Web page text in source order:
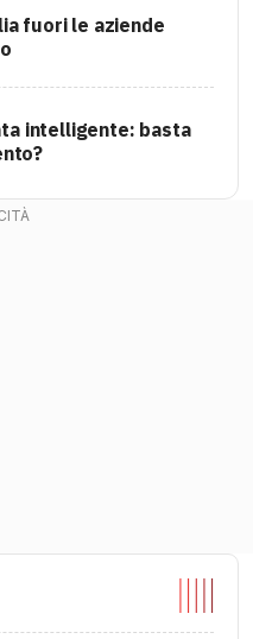
fuori le aziende
intelligente: basta